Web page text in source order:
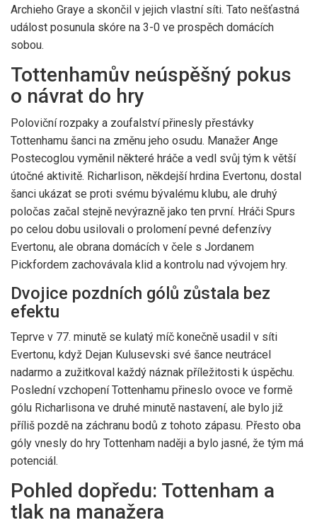
Archieho Graye a skončil v jejich vlastní síti. Tato nešťastná
událost posunula skóre na 3-0 ve prospěch domácích
sobou.
Tottenhamův neúspěšný pokus
o návrat do hry
Poloviční rozpaky a zoufalství přinesly přestávky
Tottenhamu šanci na změnu jeho osudu. Manažer Ange
Postecoglou vyměnil některé hráče a vedl svůj tým k větší
útočné aktivitě. Richarlison, někdejší hrdina Evertonu, dostal
šanci ukázat se proti svému bývalému klubu, ale druhý
poločas začal stejně nevýrazně jako ten první. Hráči Spurs
po celou dobu usilovali o prolomení pevné defenzívy
Evertonu, ale obrana domácích v čele s Jordanem
Pickfordem zachovávala klid a kontrolu nad vývojem hry.
Dvojice pozdních gólů zůstala bez
efektu
Teprve v 77. minutě se kulatý míč konečně usadil v síti
Evertonu, když Dejan Kulusevski své šance neutrácel
nadarmo a zužitkoval každý náznak příležitosti k úspěchu.
Poslední vzchopení Tottenhamu přineslo ovoce ve formě
gólu Richarlisona ve druhé minutě nastavení, ale bylo již
příliš pozdě na záchranu bodů z tohoto zápasu. Přesto oba
góly vnesly do hry Tottenham naději a bylo jasné, že tým má
potenciál.
Pohled dopředu: Tottenham a
tlak na manažera